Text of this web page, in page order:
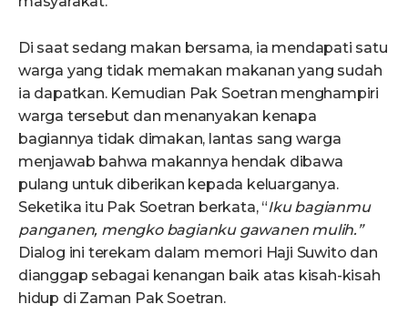
Di saat sedang makan bersama, ia mendapati satu
warga yang tidak memakan makanan yang sudah
ia dapatkan. Kemudian Pak Soetran menghampiri
warga tersebut dan menanyakan kenapa
bagiannya tidak dimakan, lantas sang warga
menjawab bahwa makannya hendak dibawa
pulang untuk diberikan kepada keluarganya.
Seketika itu Pak Soetran berkata, “Iku bagianmu
panganen, mengko bagianku gawanen mulih.”
Dialog ini terekam dalam memori Haji Suwito dan
dianggap sebagai kenangan baik atas kisah-kisah
hidup di Zaman Pak Soetran.